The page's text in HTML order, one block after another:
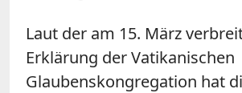
Laut der am 15. März
Erklärung der Vatikanischen
Glaubenskongregation hat